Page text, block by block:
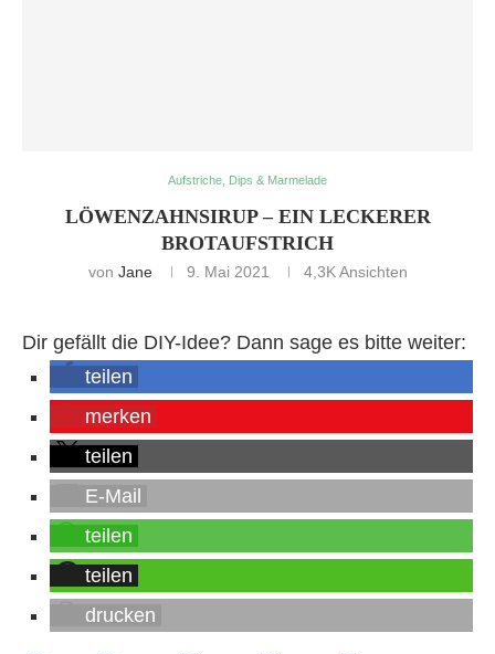
Aufstriche, Dips & Marmelade
LÖWENZAHNSIRUP – EIN LECKERER
BROTAUFSTRICH
von Jane 9. Mai 2021 4,3KAnsichten
Dir gefällt die DIY-Idee? Dann sage es bitte weiter:
teilen
merken
teilen
E-Mail
teilen
teilen
drucken